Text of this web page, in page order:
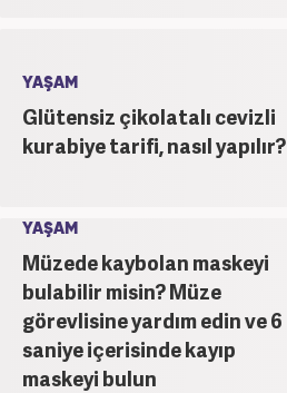
YAŞAM
Glütensiz çikolatalı cevizli
kurabiye tarifi, nasıl yapılır?
YAŞAM
Müzede kaybolan maskeyi
bulabilir misin? Müze
görevlisine yardım edin ve 6
saniye içerisinde kayıp
maskeyi bulun